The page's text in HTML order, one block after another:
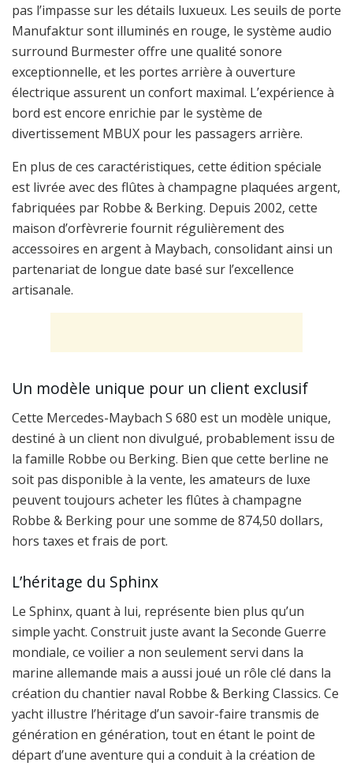
pas l’impasse sur les détails luxueux. Les seuils de porte
Manufaktur sont illuminés en rouge, le système audio
surround Burmester offre une qualité sonore
exceptionnelle, et les portes arrière à ouverture
électrique assurent un confort maximal. L’expérience à
bord est encore enrichie par le système de
divertissement MBUX pour les passagers arrière.
En plus de ces caractéristiques, cette édition spéciale
est livrée avec des flûtes à champagne plaquées argent,
fabriquées par Robbe & Berking. Depuis 2002, cette
maison d’orfèvrerie fournit régulièrement des
accessoires en argent à Maybach, consolidant ainsi un
partenariat de longue date basé sur l’excellence
artisanale.
Un modèle unique pour un client exclusif
Cette Mercedes-Maybach S 680 est un modèle unique,
destiné à un client non divulgué, probablement issu de
la famille Robbe ou Berking. Bien que cette berline ne
soit pas disponible à la vente, les amateurs de luxe
peuvent toujours acheter les flûtes à champagne
Robbe & Berking pour une somme de 874,50 dollars,
hors taxes et frais de port.
L’héritage du Sphinx
Le Sphinx, quant à lui, représente bien plus qu’un
simple yacht. Construit juste avant la Seconde Guerre
mondiale, ce voilier a non seulement servi dans la
marine allemande mais a aussi joué un rôle clé dans la
création du chantier naval Robbe & Berking Classics. Ce
yacht illustre l’héritage d’un savoir-faire transmis de
génération en génération, tout en étant le point de
départ d’une aventure qui a conduit à la création de